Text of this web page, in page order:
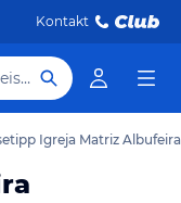
Kontakt
Hotel, Reiseziel
Igreja Matriz Albufeira